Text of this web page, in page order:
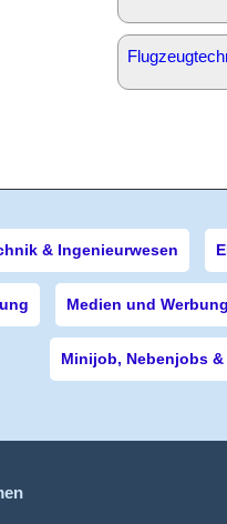
& Ingenieurwesen
Medien und Werbung
Minijob, Nebenjobs